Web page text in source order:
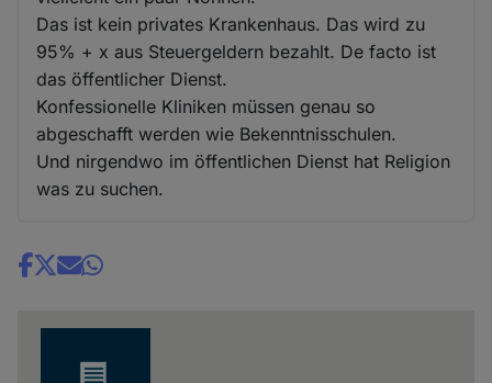
Das ist kein privates Krankenhaus. Das wird zu
95% + x aus Steuergeldern bezahlt. De facto ist
das öffentlicher Dienst.
Konfessionelle Kliniken müssen genau so
abgeschafft werden wie Bekenntnisschulen.
Und nirgendwo im öffentlichen Dienst hat Religion
was zu suchen.
Share